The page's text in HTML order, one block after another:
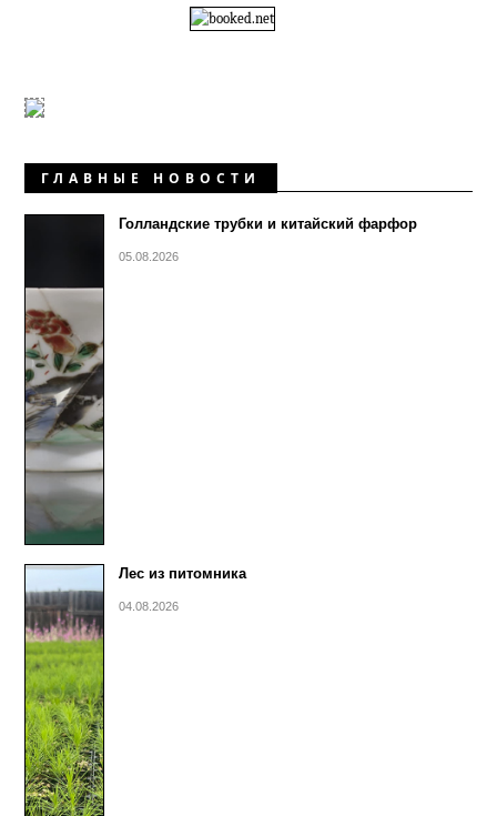
ГЛАВНЫЕ НОВОСТИ
Голландские трубки и китайский фарфор
05.08.2026
Лес из питомника
04.08.2026